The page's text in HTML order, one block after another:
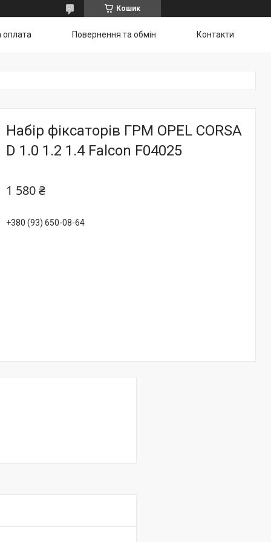
Кошик
оплата Повернення та обмін Контакти
Набір фіксаторів ГРМ OPEL CORSA
D 1.0 1.2 1.4 Falcon F04025
1 580 ₴
+380 (93) 650-08-64